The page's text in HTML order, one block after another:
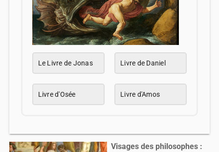
Le Livre de Jonas Livre de Daniel
Livre d'Osée Livre d'Amos
Visages des philosophes :